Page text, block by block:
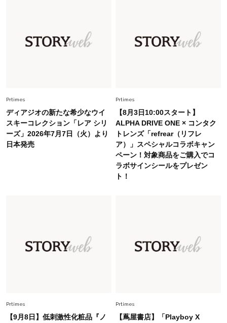
上野千鶴子先生が問い直す“理想の老後”の呪縛
【ジェンダー連載23】
Fashion 2026.6.12
中村ゆりさん「40代になり、やっと“仕事以外の
幸福感”に目が向いた」ライフスタイルも、服も
40代の夏通勤はこれ１着！「きちんと感」も
「オシャレ」も整うトレンドトップス〈4選〉
で即涼しげ＆上品見え〈3選〉
Prtimes
ディアジオの新たな希少なウイ
スキーコレクション「レア シリ
ーズ」2026年7月7日（火）より
日本発売
Prtimes
【8月3日10:00スタート】
ALPHA DRIVE ONE × コンタク
トレンズ「refrear（リフレ
ア）」スペシャルコラボキャン
ペーン！対象商品をご購入でコ
ラボサインシールをプレゼン
ト！
Prtimes
【9月8日】低刺激性化粧品『ノ
Prtimes
【蔦屋書店】「Playboy X